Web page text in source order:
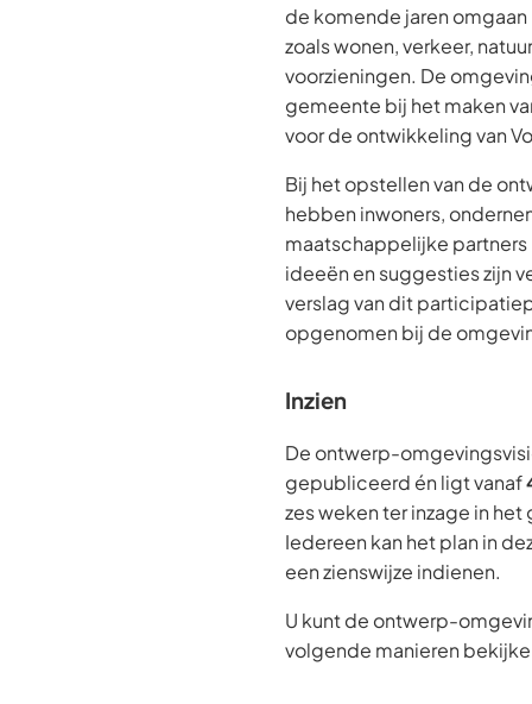
de komende jaren
zoals wonen, verkeer,
voorzieningen. De
gemeente bij het maken
voor de ontwikkeling van
Bij het opstellen van de
hebben inwoners,
maatschappelijke
ideeën en suggesties zijn
verslag van dit
opgenomen bij de
Inzien
De ontwerp-
gepubliceerd én ligt vanaf
zes weken ter inzage in
Iedereen kan het plan in
een zienswijze indienen.
U kunt de ontwerp-
volgende manieren